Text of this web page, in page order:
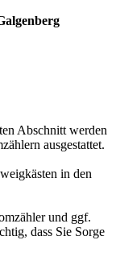
Abschnitt werden
ausgestattet.
in den
und ggf.
dass Sie Sorge